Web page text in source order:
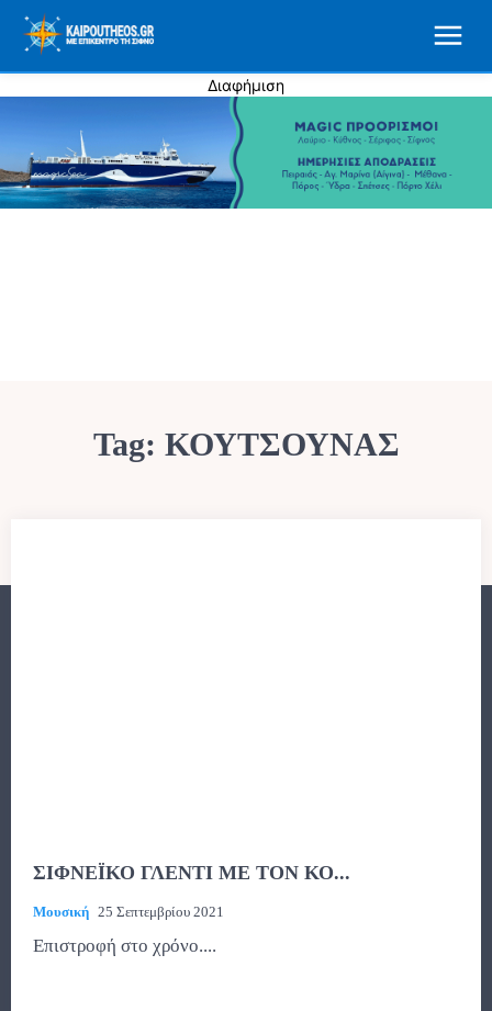
Διαφήμιση
Tag: ΚΟΥΤΣΟΥΝΆΣ
ΣΙΦΝΕΪΚΟ ΓΛΕΝΤΙ ΜΕ ΤΟΝ ΚΟ...
Μουσική 25 Σεπτεμβρίου 2021
Επιστροφή στο χρόνο....